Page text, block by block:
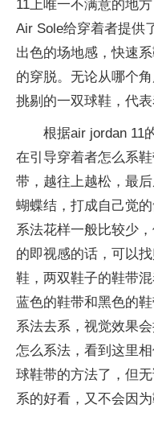
11上唯一不满意的地
Air Sole给穿着者提供
出色的场地感，快速
的穿脱。无论从哪个
挑剔的一双球鞋，代
根据air jordan 11
在引导穿着者怎么系
带，越往上越松，最
蝴蝶结，打成自己觉
系法花样一般比较少
的即视感的话，可以
鞋，两双鞋子的鞋带
蓝色的鞋带和黑色的
系法去系，视觉效果
怎么系法，看到这里
球鞋带的方法了，但
系的好看，又不会因为